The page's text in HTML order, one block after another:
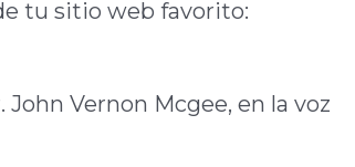
tu sitio web favorito:
Vernon Mcgee, en la voz